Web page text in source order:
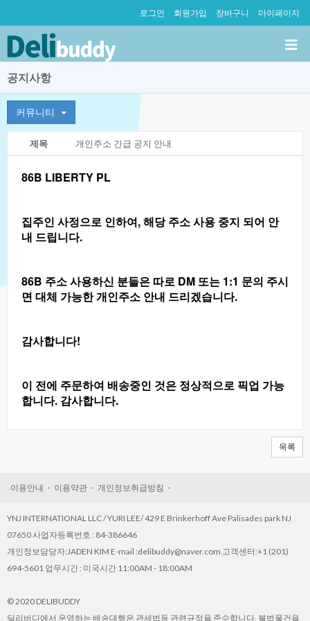
로그인 회원가입 장바구니 마이페이지
공지사항
커뮤니티
제목 개인주소긴급공지안내
86B LIBERTY PL
집주인 사정으로 인하여, 해당 주소 사용 중지 되어 안
내 드립니다.
86B 주소 사용하신 분들은 따로 DM 또는 1:1 문의 주시
면 대체 가능한 개인주소 안내 드리겠습니다.
감사합니다!
이 전에 주문하여 배송중인 것은 정상적으로 픽업 가능
합니다. 감사합니다.
목록
이용안내 · 이용약관 · 개인정보취급방침 ·
YNJINTERNATIONALLLC/YURILEE/429EBrinkerhoffAvePalisadesparkNJ
07650사업자등록번호:84-386646
개인정보담당자:JADENKIME-mail:delibuddy@naver.com고객센터:+1‪(201)
694-5601업무시간:미국시간11:00AM-18:00AM
©2020DELIBUDDY
딜리버디에서운영하는배송대행은관세법등관련규정을준수합니다.불법물건을